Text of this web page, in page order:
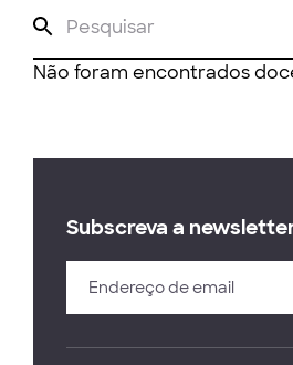
Não foram encontrados
Subscreva a